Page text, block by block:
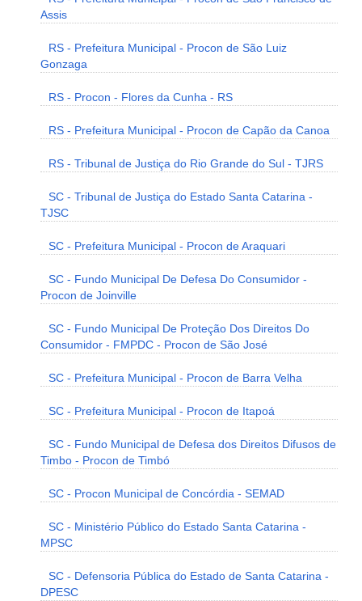
Assis
RS - Prefeitura Municipal - Procon de São Luiz
Gonzaga
RS - Procon - Flores da Cunha - RS
RS - Prefeitura Municipal - Procon de Capão da Canoa
RS - Tribunal de Justiça do Rio Grande do Sul - TJRS
SC - Tribunal de Justiça do Estado Santa Catarina -
TJSC
SC - Prefeitura Municipal - Procon de Araquari
SC - Fundo Municipal De Defesa Do Consumidor -
Procon de Joinville
SC - Fundo Municipal De Proteção Dos Direitos Do
Consumidor - FMPDC - Procon de São José
SC - Prefeitura Municipal - Procon de Barra Velha
SC - Prefeitura Municipal - Procon de Itapoá
SC - Fundo Municipal de Defesa dos Direitos Difusos de
Timbo - Procon de Timbó
SC - Procon Municipal de Concórdia - SEMAD
SC - Ministério Público do Estado Santa Catarina -
MPSC
SC - Defensoria Pública do Estado de Santa Catarina -
DPESC